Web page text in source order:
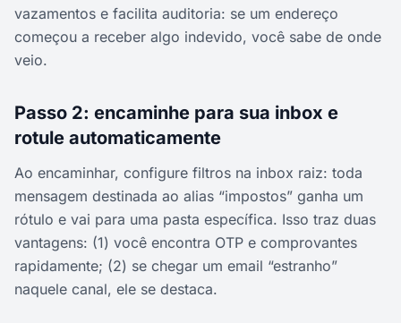
vazamentos e facilita auditoria: se um endereço
começou a receber algo indevido, você sabe de onde
veio.
Passo 2: encaminhe para sua inbox e
rotule automaticamente
Ao encaminhar, configure filtros na inbox raiz: toda
mensagem destinada ao alias “impostos” ganha um
rótulo e vai para uma pasta específica. Isso traz duas
vantagens: (1) você encontra OTP e comprovantes
rapidamente; (2) se chegar um email “estranho”
naquele canal, ele se destaca.